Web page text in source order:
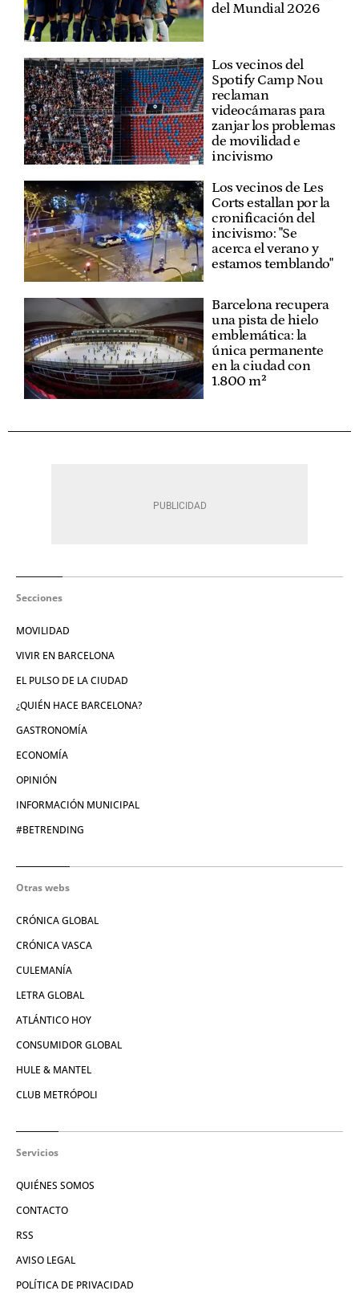
del Mundial 2026
Los vecinos del
Spotify Camp Nou
reclaman
videocámaras para
zanjar los problemas
de movilidad e
incivismo
Los vecinos de Les
Corts estallan por la
cronificación del
incivismo: "Se
acerca el verano y
estamos temblando"
Barcelona recupera
una pista de hielo
emblemática: la
única permanente
en la ciudad con
1.800 m²
Secciones
MOVILIDAD
VIVIR EN BARCELONA
EL PULSO DE LA CIUDAD
¿QUIÉN HACE BARCELONA?
GASTRONOMÍA
ECONOMÍA
OPINIÓN
INFORMACIÓN MUNICIPAL
#BETRENDING
Otras webs
CRÓNICA GLOBAL
CRÓNICA VASCA
CULEMANÍA
LETRA GLOBAL
ATLÁNTICO HOY
CONSUMIDOR GLOBAL
HULE & MANTEL
CLUB METRÓPOLI
Servicios
QUIÉNES SOMOS
CONTACTO
RSS
AVISO LEGAL
POLÍTICA DE PRIVACIDAD